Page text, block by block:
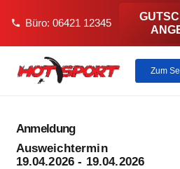
phone Büro: 06421 12345
Zum
Anmeldung
Ausweichtermin
19.04.2026 - 19.04.2026